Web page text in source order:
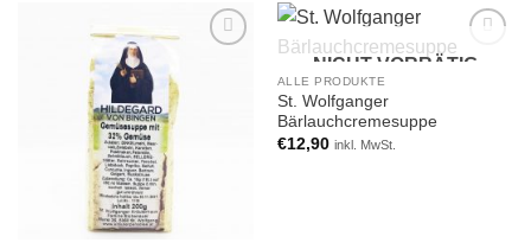
Add to
NICHT VORRÄTIG
ALLE PRODUKTE
St. Wolfganger
Bärlauchcremesuppe
€12,90 inkl. MwSt.